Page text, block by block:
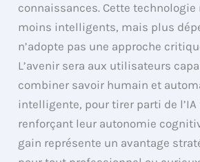
connaissances. Cette technologie
moins intelligents, mais plus
n’adopte pas une approche
L’avenir sera aux utilisateurs
combiner savoir humain et
intelligente, pour tirer parti de l’IA
renforçant leur autonomie
gain représente un avantage